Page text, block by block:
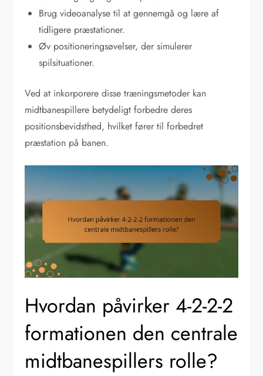
Brug videoanalyse til at gennemgå og lære af
tidligere præstationer.
Øv positioneringsøvelser, der simulerer
spilsituationer.
Ved at inkorporere disse træningsmetoder kan
midtbanespillere betydeligt forbedre deres
positionsbevidsthed, hvilket fører til forbedret
præstation på banen.
Hvordan påvirker 4-2-2-2
formationen den centrale
midtbanespillers rolle?